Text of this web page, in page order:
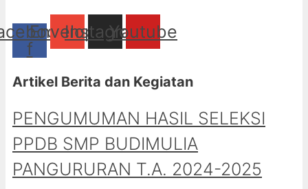
f
Envelope
Instagram
Youtube
Artikel Berita dan Kegiatan
PENGUMUMAN HASIL SELEKSI
PPDB SMP BUDIMULIA
PANGURURAN T.A. 2024-2025